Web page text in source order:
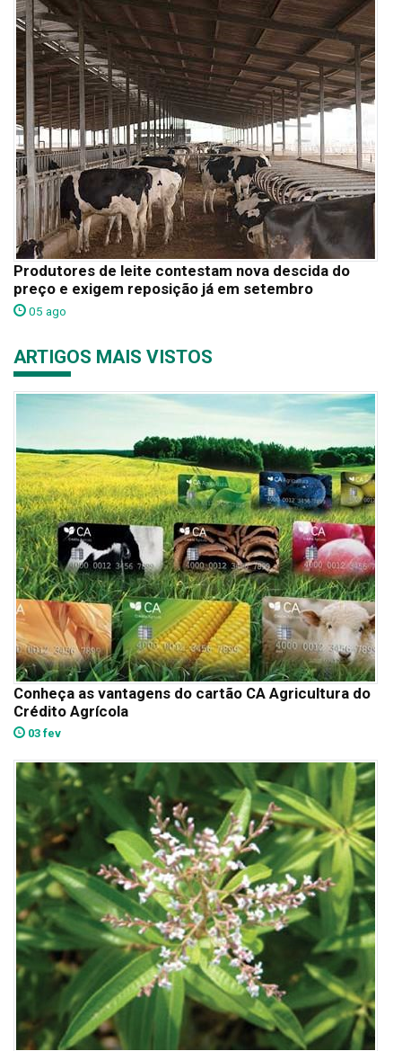
Produtores de leite contestam nova descida do
preço e exigem reposição já em setembro
05 ago
ARTIGOS MAIS VISTOS
Conheça as vantagens do cartão CA Agricultura do
Crédito Agrícola
03 fev